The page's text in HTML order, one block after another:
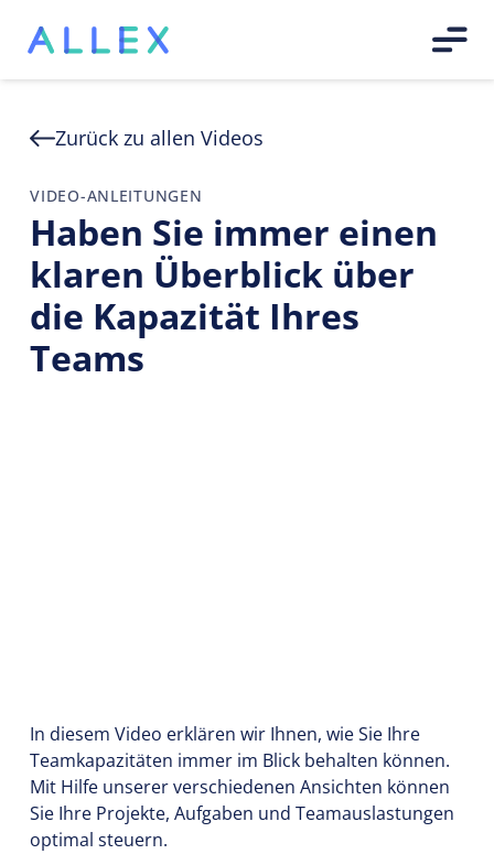
Zurück zu allen Videos
VIDEO-ANLEITUNGEN
Haben Sie immer einen
klaren Überblick über
die Kapazität Ihres
Teams
In diesem Video erklären wir Ihnen, wie Sie Ihre
Teamkapazitäten immer im Blick behalten können.
Mit Hilfe unserer verschiedenen Ansichten können
Sie Ihre Projekte, Aufgaben und Teamauslastungen
optimal steuern.